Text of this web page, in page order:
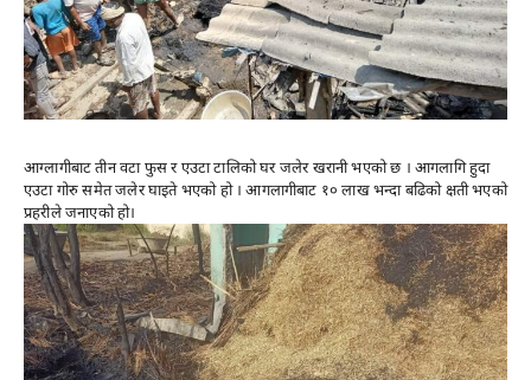
आग्लागीबाट तीन वटा फुस र एउटा टालिको घर जलेर खरानी भएको छ । आगलागि हुदा
एउटा गोरु समेत जलेर घाइते भएको हो । आगलागीबाट १० लाख भन्दा बढिको क्षती भएको
प्रहरीले जनाएको हो।